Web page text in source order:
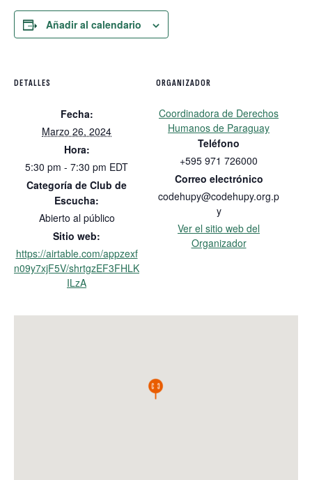
Añadir al calendario
DETALLES
Fecha:
Marzo 26, 2024
Hora:
5:30 pm - 7:30 pm EDT
Categoría de Club de
Escucha:
Abierto al público
Sitio web:
https://airtable.com/appzexf
n09y7xjF5V/shrtgzEF3FHLK
ILzA
ORGANIZADOR
Coordinadora de Derechos
Humanos de Paraguay
Teléfono
+595 971 726000
Correo electrónico
codehupy@codehupy.org.p
y
Ver el sitio web del
Organizador